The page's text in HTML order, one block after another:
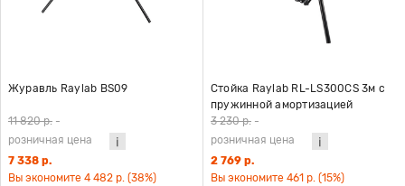
Журавль Raylab BS09
11 820 р. -
розничная цена
7 338 р.
Вы экономите 4 482 р. (38%)
Стойка Raylab RL-LS300СS 3м с
пружинной амортизацией
3 230 р. -
розничная цена
2 769 р.
Вы экономите 461 р. (15%)